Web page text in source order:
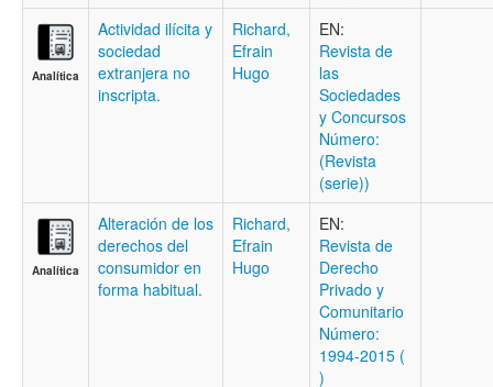
Analítica
Actividad ilícita y
sociedad
extranjera no
inscripta.
Richard,
Efrain
Hugo
EN:
Revista de
las
Sociedades
y Concursos
Número:
(Revista
(serie))
Analítica
Alteración de los
derechos del
consumidor en
forma habitual.
Richard,
Efrain
Hugo
EN:
Revista de
Derecho
Privado y
Comunitario
Número:
1994-2015 (
)